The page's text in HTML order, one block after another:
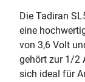
Die Tadiran
eine
von 3,6 Volt
gehört zur 1/2
sich ideal für